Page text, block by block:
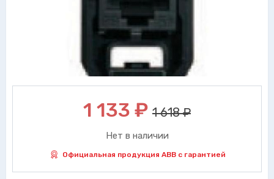
1 133 ₽ 1 618 ₽
Нет в наличии
Официальная продукция ABB с гарантией